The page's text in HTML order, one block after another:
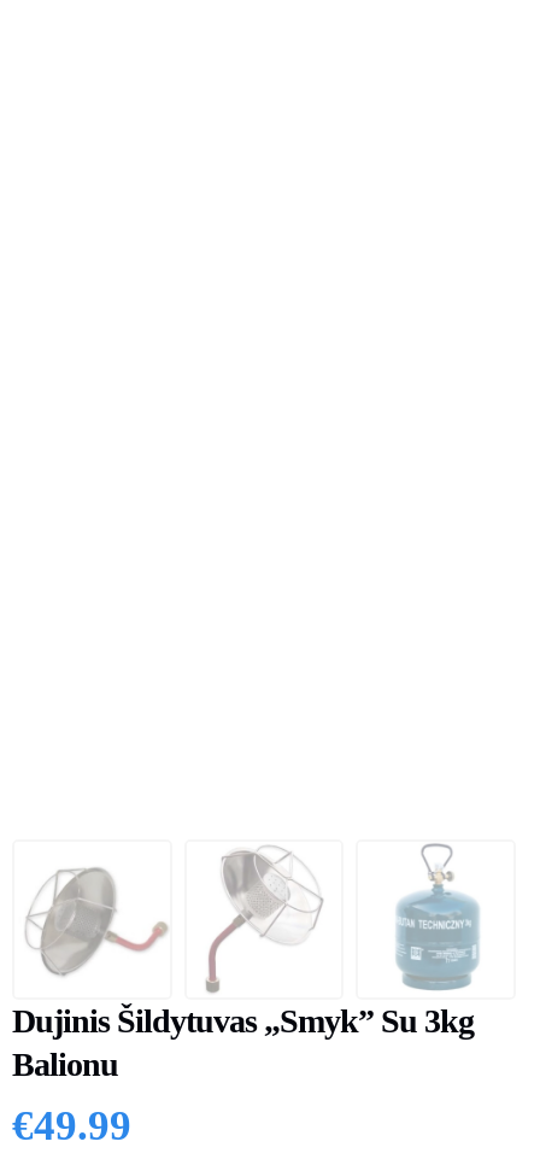
Dujinis Šildytuvas „Smyk” Su 3kg
Balionu
€49.99